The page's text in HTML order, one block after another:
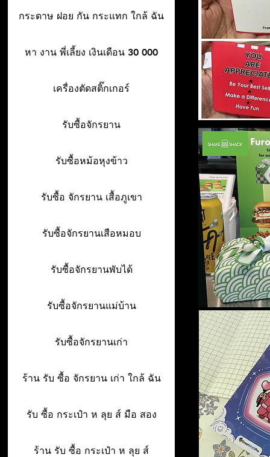
กระดาษ ฝอย กัน กระแทก ใกล้ ฉัน
หา งาน พี่เลี้ยง เงินเดือน 30 000
เครื่องตัดสติ๊กเกอร์
รับซื้อจักรยาน
รับซื้อหม้อหุงข้าว
รับซื้อ จักรยาน เสื้อภูเขา
รับซื้อจักรยานเสือหมอบ
รับซื้อจักรยานพับได้
รับซื้อจักรยานแม่บ้าน
รับซื้อจักรยานเก่า
ร้าน รับ ซื้อ จักรยาน เก่า ใกล้ ฉัน
รับ ซื้อ กระเป๋า ห ลุย ส์ มือ สอง
ร้าน รับ ซื้อ กระเป๋า ห ลุย ส์